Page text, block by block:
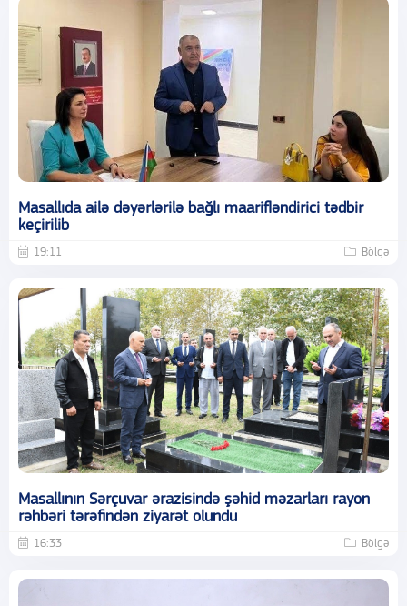
Masallıda ailə dəyərlərilə bağlı maarifləndirici tədbir
keçirilib
19:11 Bölgə
Masallının Sərçuvar ərazisində şəhid məzarları rayon
rəhbəri tərəfindən ziyarət olundu
16:33 Bölgə